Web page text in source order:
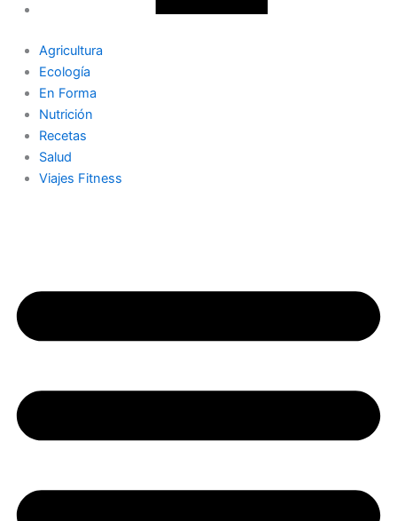
Agricultura
Ecología
En Forma
Nutrición
Recetas
Salud
Viajes Fitness